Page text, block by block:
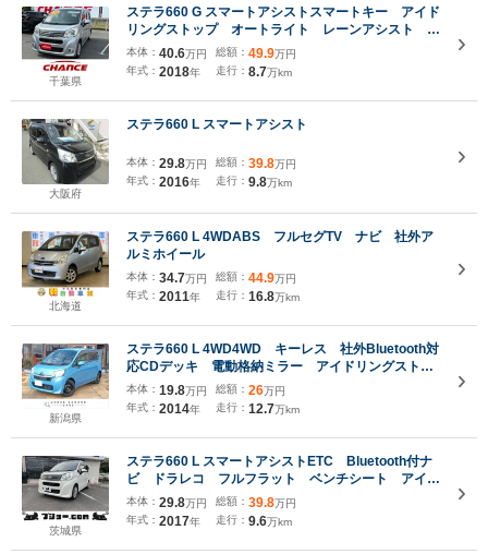
千葉県
ステラ660 G スマートアシストスマートキー アイド
リングストップ オートライト レーンアシスト
LEDヘッドランプ 電動格納ミラー シートヒータ
ー 純正ナビ CD DVD再生 Bluetooth接続 ド
ライブレコーダー
本体： 40.6万円
年式： 2018年
総額： 49.9万円
走行： 8.7万km
大阪府
ステラ660 L スマートアシスト
本体： 29.8万円
年式： 2016年
総額： 39.8万円
走行： 9.8万km
北海道
ステラ660 L 4WDABS フルセグTV ナビ 社外ア
ルミホイール
本体： 34.7万円
年式： 2011年
総額： 44.9万円
走行： 16.8万km
新潟県
ステラ660 L 4WD4WD キーレス 社外Bluetooth対
応CDデッキ 電動格納ミラー アイドリングストッ
プ ヘッドライトレベライザー 純正マッドガード
本体： 19.8万円
年式： 2014年
総額： 26万円
走行： 12.7万km
茨城県
ステラ660 L スマートアシストETC Bluetooth付ナ
ビ ドラレコ フルフラット ベンチシート アイド
リングストップ キーレスエントリー ABS
ESC 衝突被害軽減システム 衝突安全ボディ 盗難
防止システム
本体： 29.8万円
年式： 2017年
総額： 39.8万円
走行： 9.6万km